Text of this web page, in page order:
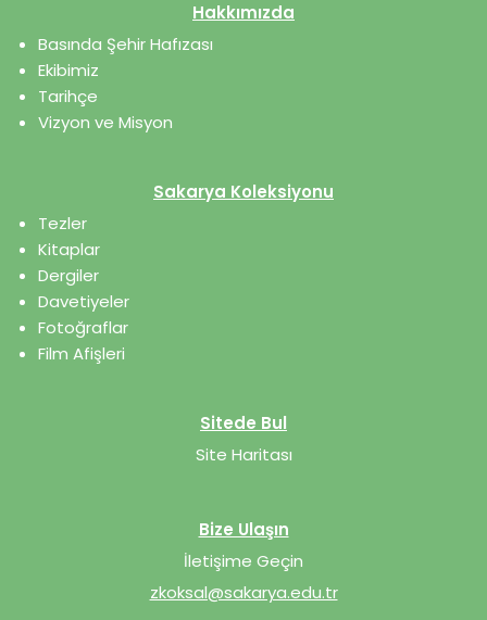
Hakkımızda
Basında Şehir Hafızası
Ekibimiz
Tarihçe
Vizyon ve Misyon
Sakarya Koleksiyonu
Tezler
Kitaplar
Dergiler
Davetiyeler
Fotoğraflar
Film Afişleri
Sitede Bul
Site Haritası
Bize Ulaşın
İletişime Geçin
zkoksal@sakarya.edu.tr